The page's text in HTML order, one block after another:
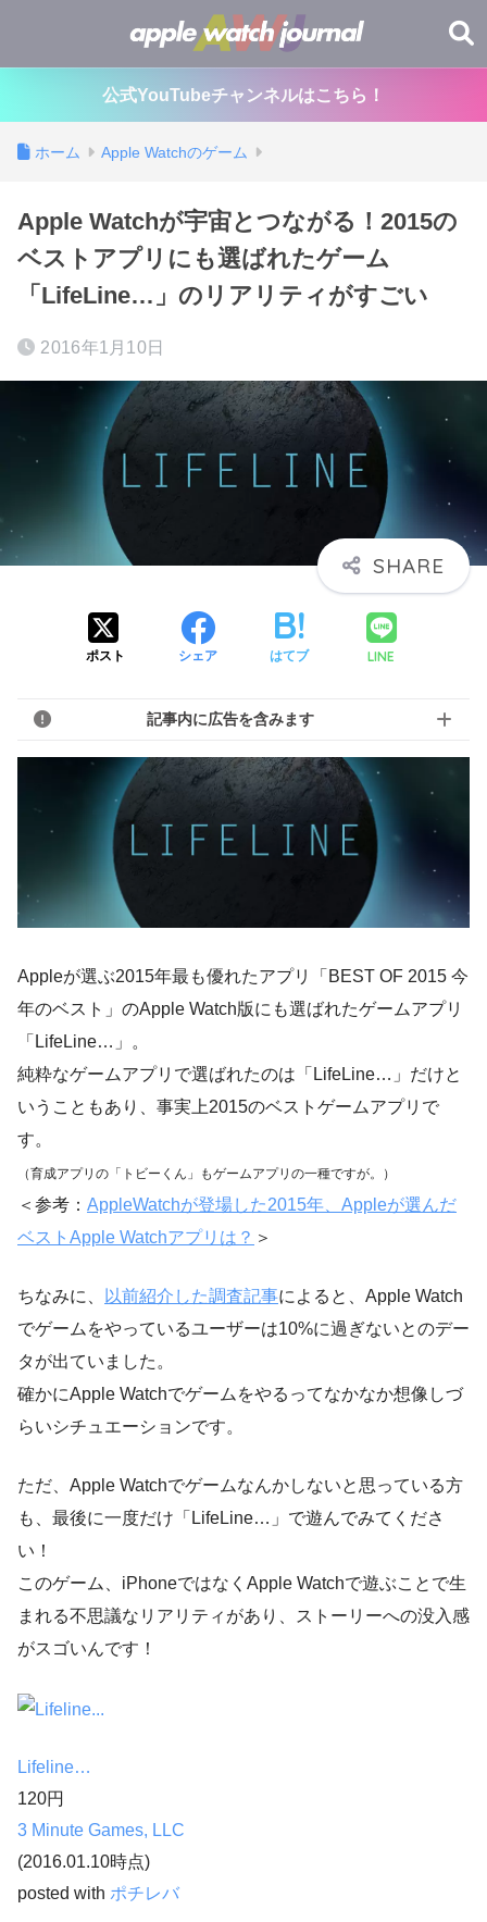
公式YouTubeチャンネルはこちら！
ホーム Apple Watchのゲーム
Apple Watchが宇宙とつながる！2015の
ベストアプリにも選ばれたゲーム
「LifeLine…」のリアリティがすごい
2016年1月10日
ポスト シェア はてブ LINE
記事内に広告を含みます
Appleが選ぶ2015年最も優れたアプリ「BEST OF 2015 今
年のベスト」のApple Watch版にも選ばれたゲームアプリ
「LifeLine…」。
純粋なゲームアプリで選ばれたのは「LifeLine…」だけと
いうこともあり、事実上2015のベストゲームアプリで
す。
（育成アプリの「トビーくん」もゲームアプリの一種ですが。）
＜参考： AppleWatchが登場した2015年、Appleが選んだ
ベストApple Watchアプリは？ ＞
ちなみに、 以前紹介した調査記事によると、Apple Watch
でゲームをやっているユーザーは10%に過ぎないとのデー
タが出ていました。
確かにApple Watchでゲームをやるってなかなか想像しづ
らいシチュエーションです。
ただ、Apple Watchでゲームなんかしないと思っている方
も、最後に一度だけ「LifeLine…」で遊んでみてくださ
い！
このゲーム、iPhoneではなくApple Watchで遊ぶことで生
まれる不思議なリアリティがあり、ストーリーへの没入感
がスゴいんです！
Lifeline…
120円
3 Minute Games, LLC
(2016.01.10時点)
posted with ポチレバ